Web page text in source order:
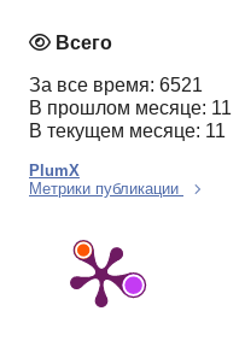
Всего
За все время: 6521
В прошлом месяце: 11
В текущем месяце: 11
PlumX
Метрики публикации